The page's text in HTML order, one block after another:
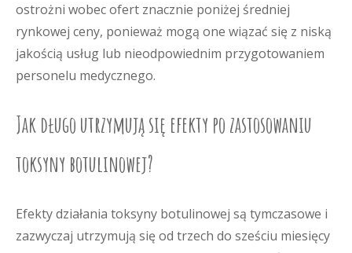
ostrożni wobec ofert znacznie poniżej średniej
rynkowej ceny, ponieważ mogą one wiązać się z niską
jakością usług lub nieodpowiednim przygotowaniem
personelu medycznego.
Jak długo utrzymują się efekty po zastosowaniu
toksyny botulinowej?
Efekty działania toksyny botulinowej są tymczasowe i
zazwyczaj utrzymują się od trzech do sześciu miesięcy